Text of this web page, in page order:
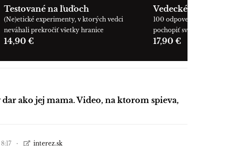
Testované na ľuďoch
(Ne)etické experimenty, v ktorých vedci
neváhali prekročiť všetky hranice
14,90 €
Vedecké okienko
100 odpovedí, ktoré vám
pochopiť svet okolo nás
17,90 €
ako jej mama. Video, na ktorom spieva,
interez.sk